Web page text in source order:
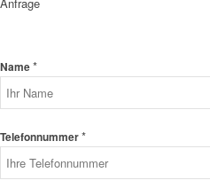
Anfrage
Name*
Telefonnummer*